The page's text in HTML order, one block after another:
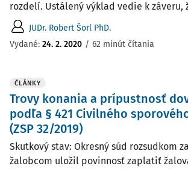
rozdelí. Ustálený výklad vedie k záveru,
JUDr. Robert Šorl PhD.
Vydané: 24. 2. 2020 / 62 minút čítania
ČLÁNKY
Trovy konania a prípustnosť
podľa § 421 Civilného
(ZSP 32/2019)
Skutkový stav: Okresný súd rozsudkom
žalobcom uložil povinnosť zaplatiť